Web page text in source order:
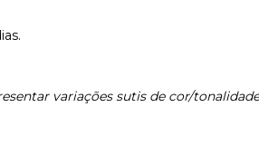
variações sutis de cor/